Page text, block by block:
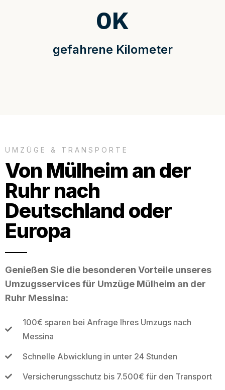
gefahrene Kilometer
0K
UMZÜGE & TRANSPORTE
Von Mülheim an der
Ruhr nach
Deutschland oder
Europa
Genießen Sie die besonderen Vorteile unseres
Umzugsservices für Umzüge Mülheim an der
Ruhr Messina:
100€ sparen bei Anfrage Ihres Umzugs nach
Messina
Schnelle Abwicklung in unter 24 Stunden
Versicherungsschutz bis 7.500€ für den Transport